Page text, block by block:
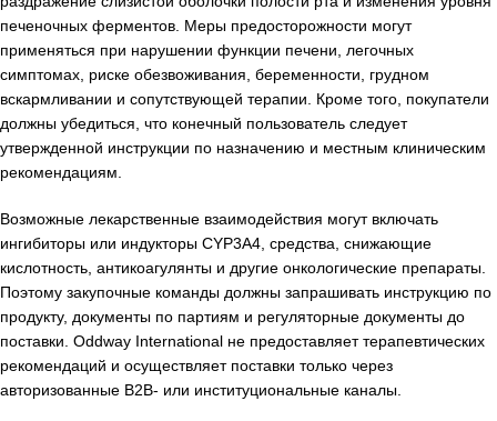
печеночных ферментов. Меры предосторожности могут
применяться при нарушении функции печени, легочных
симптомах, риске обезвоживания, беременности, грудном
вскармливании и сопутствующей терапии. Кроме того, покупатели
должны убедиться, что конечный пользователь следует
утвержденной инструкции по назначению и местным клиническим
рекомендациям.
Возможные лекарственные взаимодействия могут включать
ингибиторы или индукторы CYP3A4, средства, снижающие
кислотность, антикоагулянты и другие онкологические препараты.
Поэтому закупочные команды должны запрашивать инструкцию по
продукту, документы по партиям и регуляторные документы до
поставки. Oddway International не предоставляет терапевтических
рекомендаций и осуществляет поставки только через
авторизованные B2B- или институциональные каналы.